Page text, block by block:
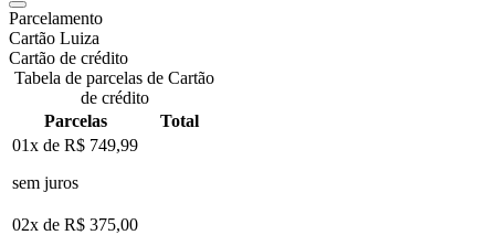
Parcelamento
Cartão Luiza
Cartão de crédito
Tabela de parcelas de Cartão
de crédito
Parcelas
Total
01x de R$ 749,99
sem juros
02x de R$ 375,00